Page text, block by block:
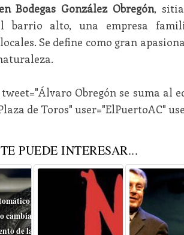
Bodegas González Obregón,
barrio alto, una empresa
Se define como gran
Obregón se suma al
de Toros" user="ElPuertoAC"
PUEDE INTERESAR...
o
el
de la